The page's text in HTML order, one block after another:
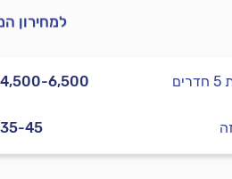
למחירון
6,500
45